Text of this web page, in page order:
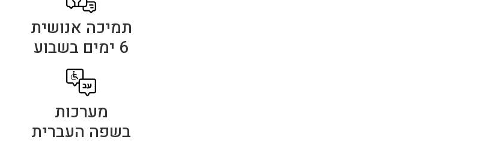
תמיכה אנושית
6 ימים בשבוע
מערכות
בשפה העברית